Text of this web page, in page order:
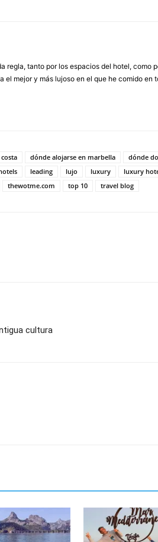
regla, tanto por los espacios del hotel, como
mejor y más lujoso en el que he comido
costa dónde alojarse en marbella dónde
leading lujo luxury luxury
thewotme.com top 10 travel blog
cultura